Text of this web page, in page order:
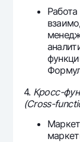
4. Кросс-
(Cross-